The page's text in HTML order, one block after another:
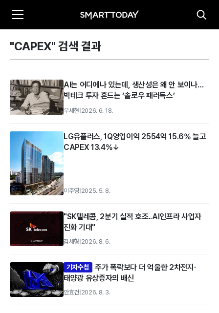
"CAPEX" 검색 결과
AI는 어디에나 있는데, 생산성은 왜 안 보이나…
빅테크 투자 흔드는 ‘솔로우 패러독스’
우세현 2026. 6. 18.
LG유플러스, 1Q영업이익 2554억 15.6% 늘고
CAPEX 13.4%↓
이주영 2025. 5. 8.
"SK텔레콤, 2분기 실적 호조..AI인프라 사업자
진화 기대"
김세형 2026. 8. 6.
기자수첩
주가 폭락보다 더 억울한 2차전지·
태양광 유상증자의 배신
안효건 2026. 8. 3.